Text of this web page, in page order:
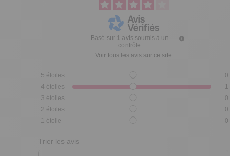
Basé sur 1 avis soumis à un
contrôle
Voir tous les avis sur ce site
5 étoiles
0
4 étoiles
1
3 étoiles
0
2 étoiles
0
1 étoile 0
Trier les avis